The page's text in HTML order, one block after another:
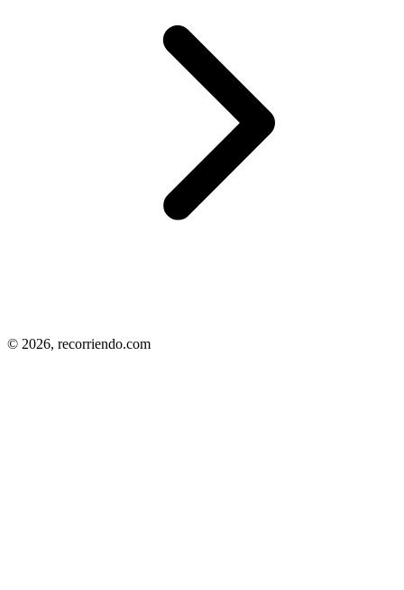
© 2026, recorriendo.com